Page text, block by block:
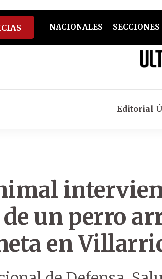
NACIONALES SECCIONES
Editorial
un perro
en